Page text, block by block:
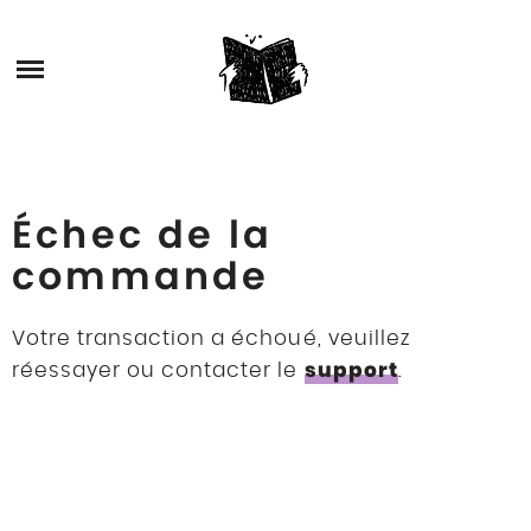
content
Échec de la
commande
Votre transaction a échoué, veuillez
réessayer ou contacter le support.